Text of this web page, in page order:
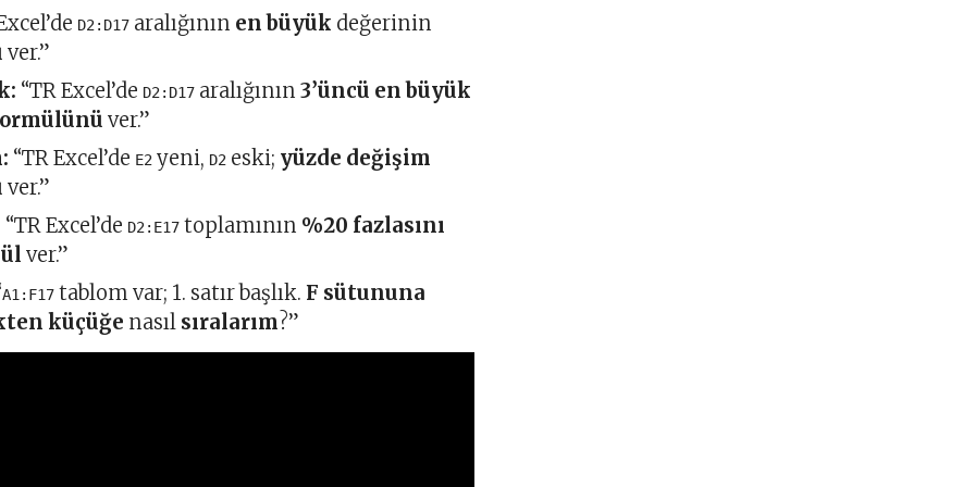
D2:D17 aralığının en büyük değerinin
ver.”
“TR Excel’de D2:D17 aralığının3’üncü en büyük
ver.”
“TR Excel’de E2 yeni, D2 eski; yüzde değişim
ver.”
“TR Excel’de D2:E17 toplamının %20 fazlasını
ver.”
A1:F17 tablom var; 1. satır başlık. F sütununa
küçüğe nasıl sıralarım?”